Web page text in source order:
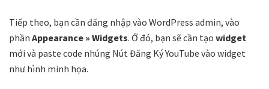
Tiếp theo, bạn cần đăng nhập vào WordPress admin, vào
phần Appearance » Widgets. Ở đó, bạn sẽ cần tạo widget
mới và paste code nhúng Nút Đăng Ký YouTube vào widget
như hình minh họa.